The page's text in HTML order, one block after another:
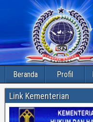
Beranda Profil
Link Kementerian